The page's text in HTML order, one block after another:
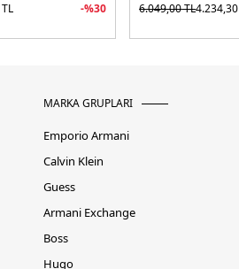
TL -%30
6.049,00TL4.234,30
MARKA GRUPLARI
Emporio Armani
Calvin Klein
Guess
Armani Exchange
Boss
Hugo